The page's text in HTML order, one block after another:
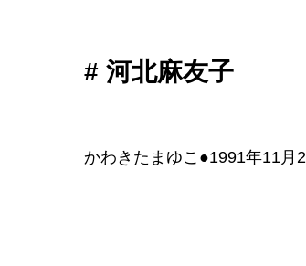
# 河北麻友子
かわきたまゆこ●1991年11月